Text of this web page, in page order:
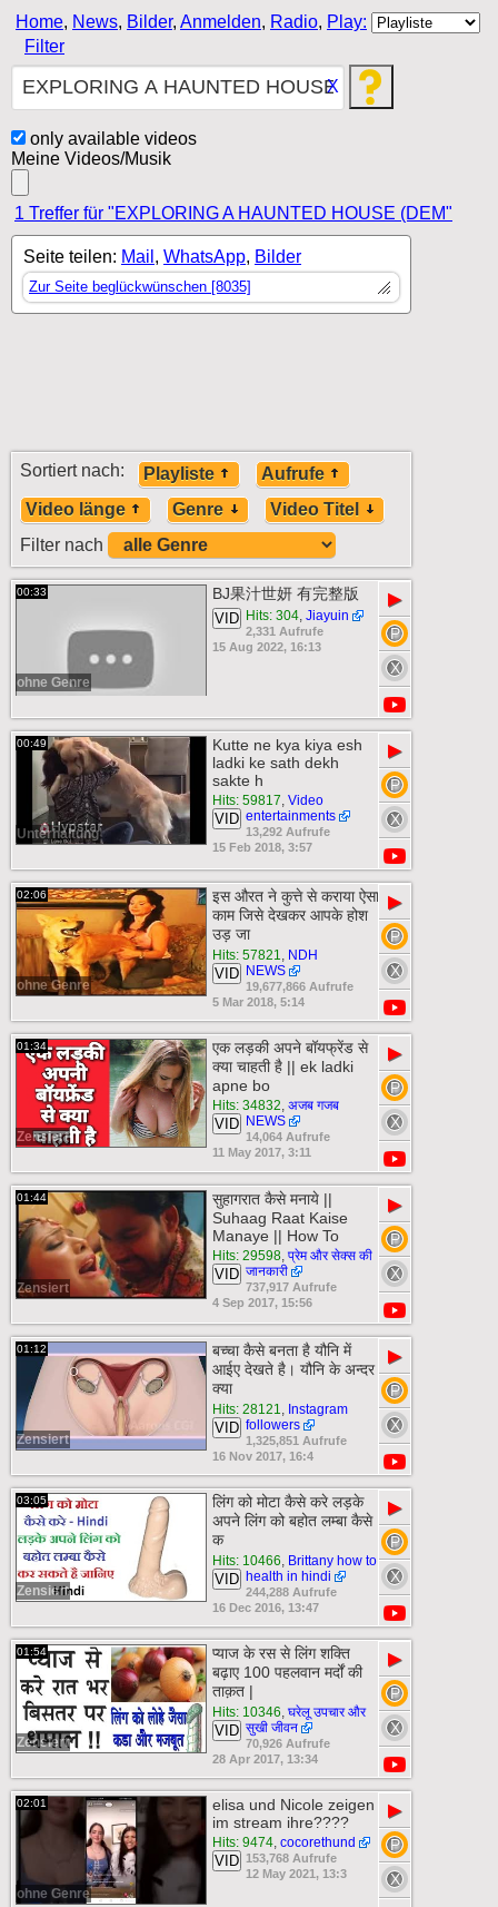
Home, News, Bilder, Anmelden, Radio, Play:
Filter
X
only available videos
Meine Videos/Musik
1 Treffer für "EXPLORING A HAUNTED HOUSE (DEM"
Seite teilen: Mail , WhatsApp, Bilder
Zur Seite beglückwünschen [8035]
Sortiert nach: Playliste
Aufrufe
Video länge
Genre
Video Titel
Filter nach
00:33
ohne Genre
BJ果汁世妍 有完整版
Hits: 304, Jiayuin
VID
2,331 Aufrufe
15 Aug 2022, 16:13
▶
00:49
Unterhaltung
Kutte ne kya kiya esh
ladki ke sath dekh
sakte h
Hits: 59817, Video
entertainments
VID
13,292 Aufrufe
15 Feb 2018, 3:57
▶
02:06
ohne Genre
इस औरत ने कुत्ते से कराया ऐसा
काम जिसे देखकर आपके होश
उड़ जा
Hits: 57821, NDH
NEWS
VID
19,677,866 Aufrufe
5 Mar 2018, 5:14
▶
01:34
Zensiert
एक लड़की अपने बॉयफ्रेंड से
क्या चाहती है || ek ladki
apne bo
Hits: 34832, अजब गजब
NEWS
VID
14,064 Aufrufe
11 May 2017, 3:11
▶
01:44
Zensiert
सुहागरात कैसे मनाये ||
Suhaag Raat Kaise
Manaye || How To
Hits: 29598, प्रेम और सेक्स की
जानकारी
VID
737,917 Aufrufe
4 Sep 2017, 15:56
▶
01:12
Zensiert
बच्चा कैसे बनता है यौनि में
आईए देखते है। यौनि के अन्दर
क्या
Hits: 28121, Instagram
followers
VID
1,325,851 Aufrufe
16 Nov 2017, 16:4
▶
03:05
Zensiert
लिंग को मोटा कैसे करे लड़के
अपने लिंग को बहोत लम्बा कैसे
क
Hits: 10466, Brittany how to
health in hindi
VID
244,288 Aufrufe
16 Dec 2016, 13:47
▶
01:54
Zensiert
प्याज के रस से लिंग शक्ति
बढ़ाए 100 पहलवान मर्दों की
ताक़त |
Hits: 10346, घरेलू उपचार और
सुखी जीवन
VID
70,926 Aufrufe
28 Apr 2017, 13:34
▶
02:01
ohne Genre
elisa und Nicole zeigen
im stream ihre????
Hits: 9474, cocorethund
VID 153,768 Aufrufe
12 May 2021, 13:3
▶